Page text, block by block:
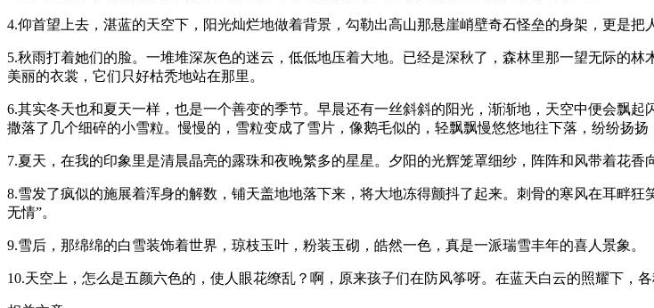
4.仰首望上去，湛蓝的天空下，阳光灿烂地做着背景，勾勒出高山那悬崖峭壁奇石怪垒的身架，更是把
5.秋雨打着她们的脸。一堆堆深灰色的迷云，低低地压着大地。已经是深秋了，森林里那一望无际的
美丽的衣裳，它们只好枯秃地站在那里。
6.其实冬天也和夏天一样，也是一个善变的季节。早晨还有一丝斜斜的阳光，渐渐地，天空中便会飘
撒落了几个细碎的小雪粒。慢慢的，雪粒变成了雪片，像鹅毛似的，轻飘飘慢悠悠地往下落，纷纷扬
7.夏天，在我的印象里是清晨晶亮的露珠和夜晚繁多的星星。夕阳的光辉笼罩细纱，阵阵和风带着花香
8.雪发了疯似的施展着浑身的解数，铺天盖地地落下来，将大地冻得颤抖了起来。刺骨的寒风在耳畔
无情”。
9.雪后，那绵绵的白雪装饰着世界，琼枝玉叶，粉装玉砌，皓然一色，真是一派瑞雪丰年的喜人景象。
10.天空上，怎么是五颜六色的，使人眼花缭乱？啊，原来孩子们在防风筝呀。在蓝天白云的照耀下，